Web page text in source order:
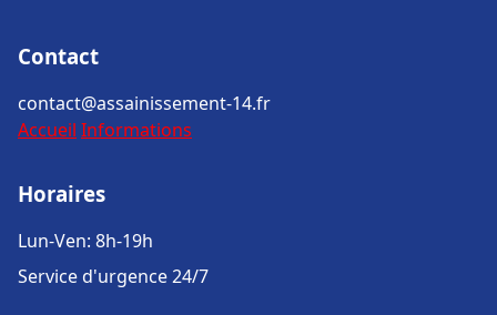
Contact
contact@assainissement-14.fr
Accueil Informations
Horaires
Lun-Ven: 8h-19h
Service d'urgence 24/7